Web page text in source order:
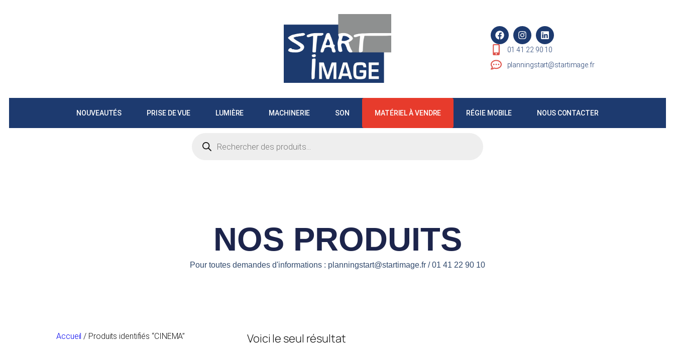
01 41 22 90 10
planningstart@startimage.fr
NOUVEAUTÉS PRISE DE VUE LUMIÈRE MACHINERIE SON MATÉRIEL À VENDRE RÉGIE MOBILE NOUS CONTACTER
NOS PRODUITS
Pour toutes demandes d'informations : planningstart@startimage.fr / 01 41 22 90 10
Accueil / Produits identifiés “CINEMA” Voici le seul résultat